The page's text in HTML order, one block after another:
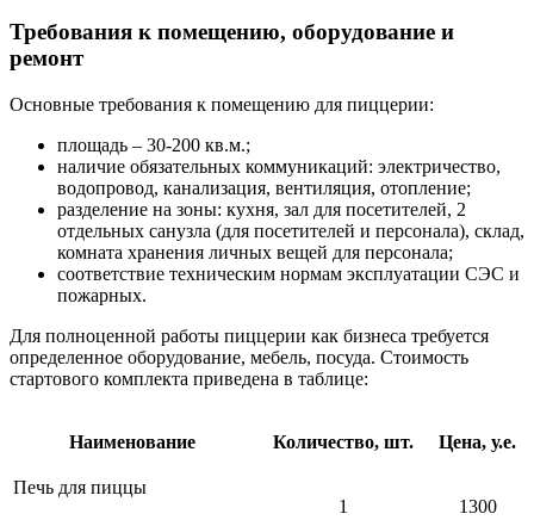
Требования к помещению, оборудование и
ремонт
Основные требования к помещению для пиццерии:
площадь – 30-200 кв.м.;
наличие обязательных коммуникаций: электричество,
водопровод, канализация, вентиляция, отопление;
разделение на зоны: кухня, зал для посетителей, 2
отдельных санузла (для посетителей и персонала), склад,
комната хранения личных вещей для персонала;
соответствие техническим нормам эксплуатации СЭС и
пожарных.
Для полноценной работы пиццерии как бизнеса требуется
определенное оборудование, мебель, посуда. Стоимость
стартового комплекта приведена в таблице:
Наименование Количество, шт. Цена, у.е.
Печь для пиццы
1
1300